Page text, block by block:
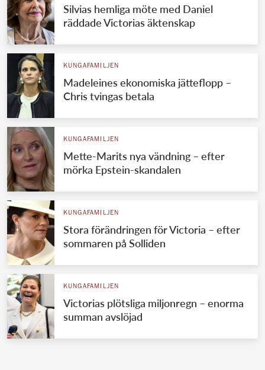
Silvias hemliga möte med Daniel
räddade Victorias äktenskap
KUNGAFAMILJEN
Madeleines ekonomiska jätteflopp –
Chris tvingas betala
KUNGAFAMILJEN
Mette-Marits nya vändning – efter
mörka Epstein-skandalen
KUNGAFAMILJEN
Stora förändringen för Victoria – efter
sommaren på Solliden
KUNGAFAMILJEN
Victorias plötsliga miljonregn – enorma
summan avslöjad